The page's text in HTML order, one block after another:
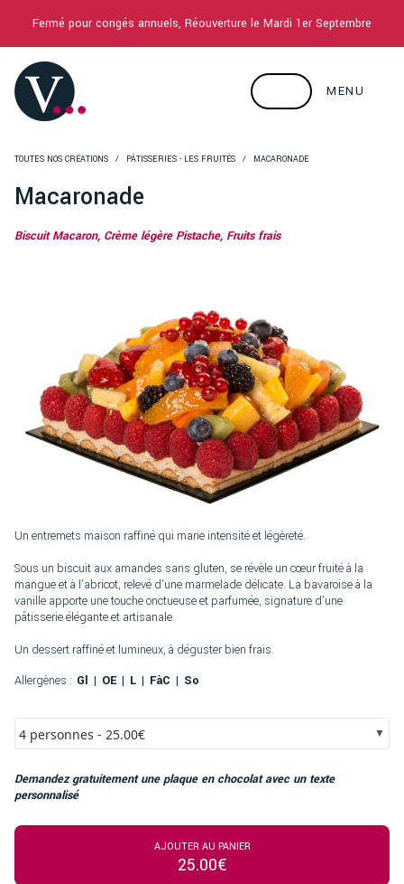
Fermé pour congés annuels, Réouverture le Mardi 1er Septembre
TOUTES NOS CRÉATIONS PÂTISSERIES - LES FRUITÉS MACARONADE
MENU
4 personnes - 25.00€
Demandez gratuitement une plaque en chocolat avec un texte
personnalisé
AJOUTER AU PANIER
25.00€
Macaronade
Biscuit Macaron, Crème légère Pistache, Fruits frais
Un entremets maison raffiné qui marie intensité et légèreté.
Sous un biscuit aux amandes sans gluten, se révèle un cœur fruité à la
mangue et à l’abricot, relevé d’une marmelade délicate. La bavaroise à la
vanille apporte une touche onctueuse et parfumée, signature d’une
pâtisserie élégante et artisanale.
Un dessert raffiné et lumineux, à déguster bien frais.
Allergènes : Gl OE L FàC So